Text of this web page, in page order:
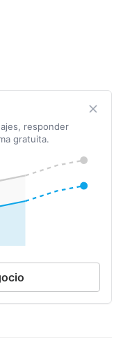
responder
gratuita.